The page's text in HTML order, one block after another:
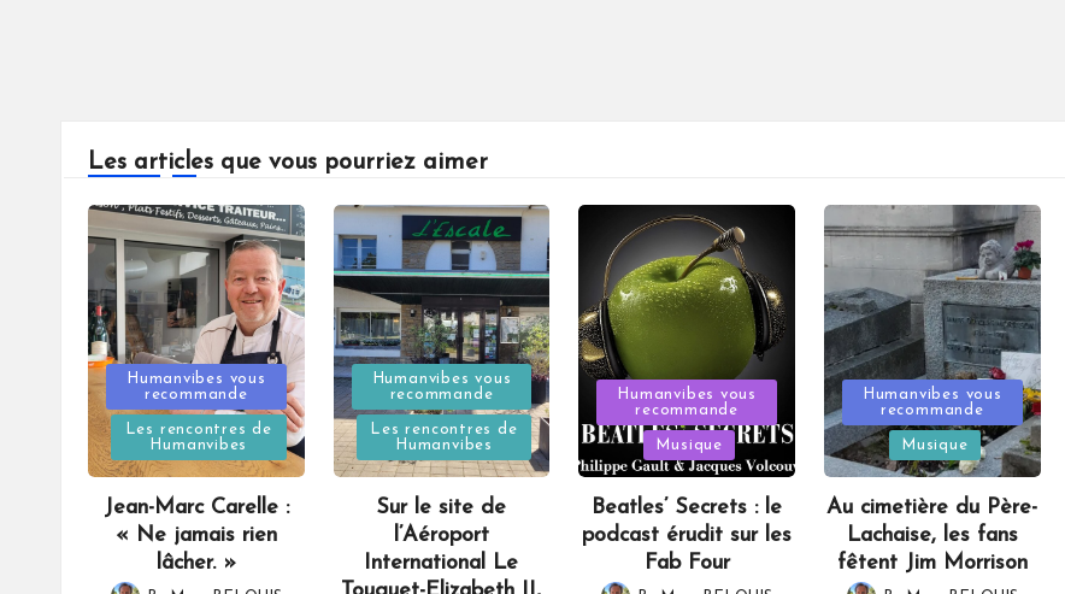
Les articles que vous pourriez aimer
Posted
in
Humanvibes vous
recommande
Les rencontres de
Humanvibes
Jean-Marc Carelle :
« Ne jamais rien
lâcher. »
Posted
in
Humanvibes vous
recommande
Les rencontres de
Humanvibes
Sur le site de
l’Aéroport
International Le
Posted
in
Humanvibes vous
recommande
Musique
Beatles’ Secrets : le
podcast érudit sur les
Fab Four
Posted
in
Humanvibes vous
recommande
Musique
Au cimetière du Père-
Lachaise, les fans
fêtent Jim Morrison